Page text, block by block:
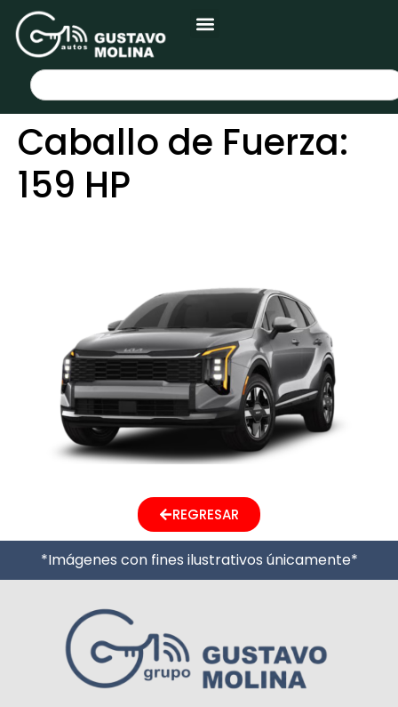
Caballo de Fuerza:
159 HP
REGRESAR
*Imágenes con fines ilustrativos únicamente*